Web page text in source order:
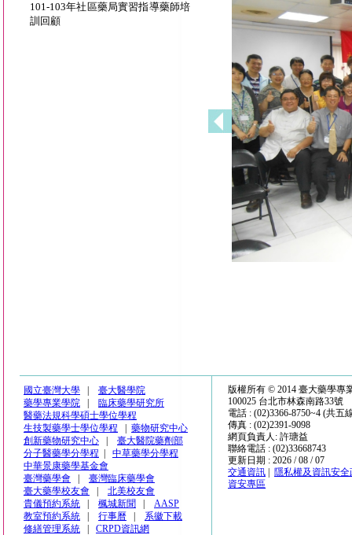
101-103年社區藥局實習指導藥師培
訓回顧
國立臺灣大學
臺大醫學院
藥學專業學院
臨床藥學研究所
醫藥法規科學碩士學位學程
生技製藥學士學位學程
藥物研究中心
創新藥物研究中心
臺大醫院藥劑部
分子醫藥學分學程
中草藥學分學程
中華景康藥學基金會
臺灣藥學會
臺灣臨床藥學會
臺大藥學校友會
北美校友會
貴儀預約系統
楓城新聞
AASP
教室預約系統
行事曆
系徽下載
修繕管理系統
CRPD資訊網
版權所有 © 2014 臺大藥學專
100025 台北市林森南路33號
電話 : (02)3366-8750~4 (共五
傳真 : (02)2391-9098
網頁負責人: 許瑭益
聯絡電話 : (02)33668743
更新日期 : 2026 / 08 / 07
交通資訊
隱私權及資訊安全
資安專區